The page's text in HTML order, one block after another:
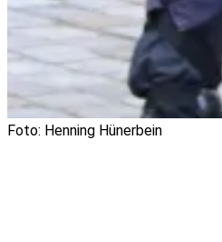
Foto: Henning Hünerbein